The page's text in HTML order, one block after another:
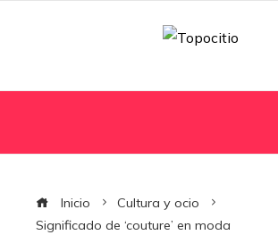
Inicio
Cultura y ocio
Significado de ‘couture’ en moda